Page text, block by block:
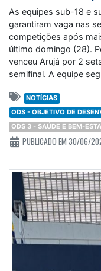
As equipes sub-18 e
garantiram vaga nas
competições após
último domingo (28).
venceu Arujá por 2
semifinal. A equipe
NOTÍCIAS
ODS - OBJETIVO DE
ODS 3 - SAÚDE E BEM-
PUBLICADO EM 30/06/